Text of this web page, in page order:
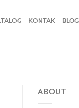
KONTAK BLOG
ABOUT